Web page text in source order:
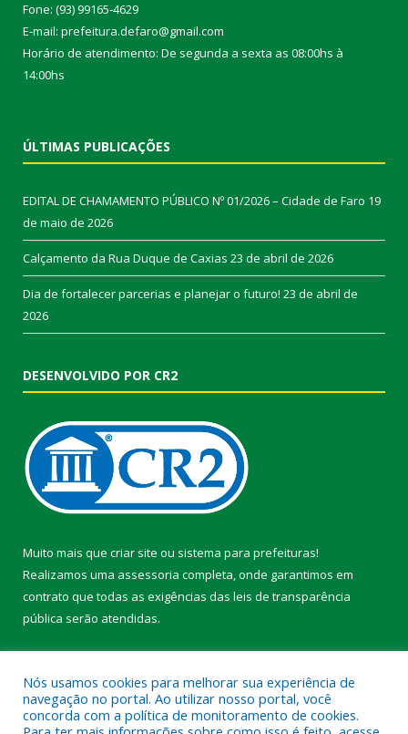
Fone: (93) 99165-4629
E-mail: prefeitura.defaro@gmail.com
Horário de atendimento: De segunda a sexta as 08:00hs à
14:00hs
ÚLTIMAS PUBLICAÇÕES
EDITAL DE CHAMAMENTO PÚBLICO Nº 01/2026 – Cidade de Faro 19
de maio de 2026
Calçamento da Rua Duque de Caxias 23 de abril de 2026
Dia de fortalecer parcerias e planejar o futuro! 23 de abril de
2026
DESENVOLVIDO POR CR2
Muito mais que criar site ou sistema para prefeituras!
Realizamos uma assessoria completa, onde garantimos em
contrato que todas as exigências das leis de transparência
pública serão atendidas.
Nós usamos cookies para melhorar sua experiência de
navegação no portal. Ao utilizar nosso portal, você
concorda com a política de monitoramento de cookies.